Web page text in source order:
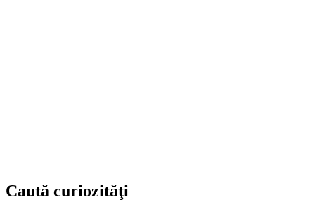
Caută curiozităţi